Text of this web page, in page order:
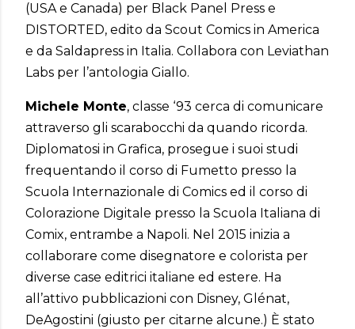
(USA e Canada) per Black Panel Press e
DISTORTED, edito da Scout Comics in America
e da Saldapress in Italia. Collabora con Leviathan
Labs per l’antologia Giallo.
Michele Monte, classe ‘93 cerca di comunicare
attraverso gli scarabocchi da quando ricorda.
Diplomatosi in Grafica, prosegue i suoi studi
frequentando il corso di Fumetto presso la
Scuola Internazionale di Comics ed il corso di
Colorazione Digitale presso la Scuola Italiana di
Comix, entrambe a Napoli. Nel 2015 inizia a
collaborare come disegnatore e colorista per
diverse case editrici italiane ed estere. Ha
all’attivo pubblicazioni con Disney, Glénat,
DeAgostini (giusto per citarne alcune.) È stato